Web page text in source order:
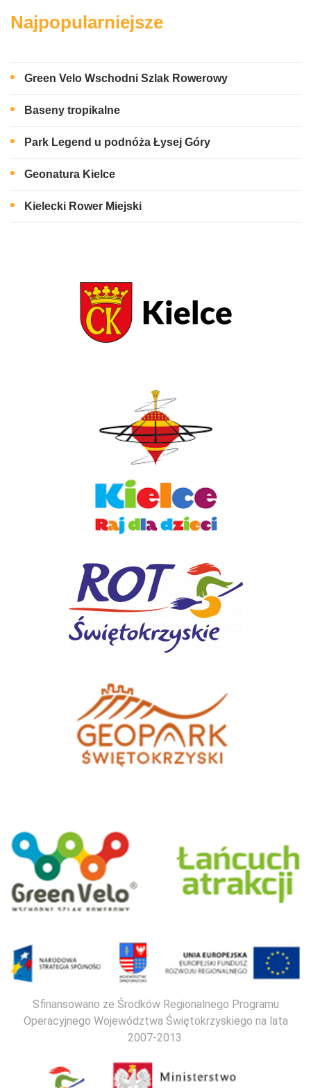
Najpopularniejsze
Green Velo Wschodni Szlak Rowerowy
Baseny tropikalne
Park Legend u podnóża Łysej Góry
Geonatura Kielce
Kielecki Rower Miejski
Sfinansowano ze Środków Regionalnego Programu
Operacyjnego Województwa Świętokrzyskiego na lata
2007-2013.